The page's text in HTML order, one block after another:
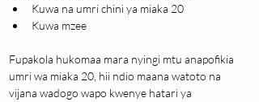
Kuwa na umri chini ya miaka 20
Kuwa mzee
Fupakola hukomaa mara nyingi mtu anapofikia
umri wa miaka 20, hii ndio maana watoto na
vijana wadogo wapo kwenye hatari ya